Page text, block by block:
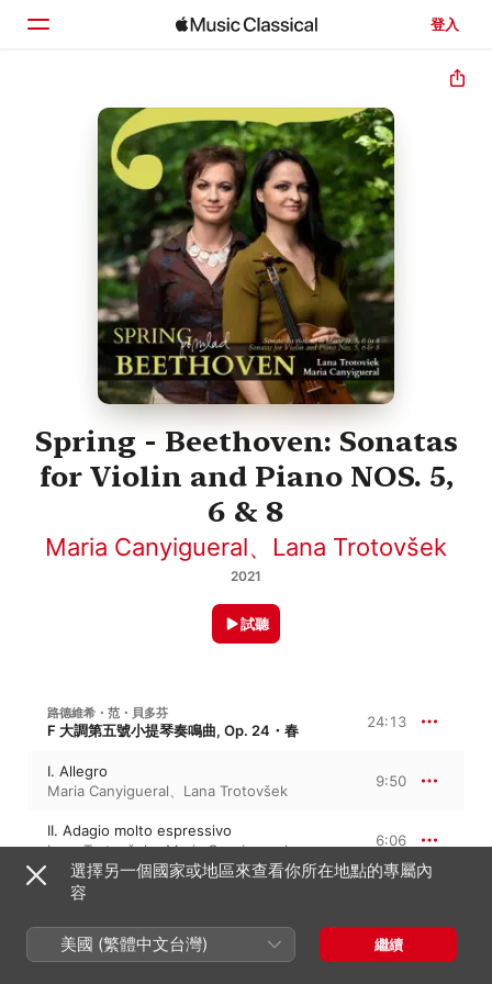
登入
首頁
Spring - Beethoven: Sonatas
for Violin and Piano NOS. 5,
6 & 8
Maria Canyigueral、 Lana Trotovšek
2021
試聽
路德維希・范・貝多芬
F 大調第五號小提琴奏鳴曲, Op. 24・春 24:13
I. Allegro
Maria Canyigueral、 Lana Trotovšek
9:50
II. Adagio molto espressivo
Lana Trotovšek、Maria Canyigueral
6:06
III. Scherzo. Allegro molto
IV. Rondo. Allegro ma non troppo
6:58
選擇另一個國家或地區來查看你所在地點的專屬內
容
美國 (繁體中文台灣) 繼續